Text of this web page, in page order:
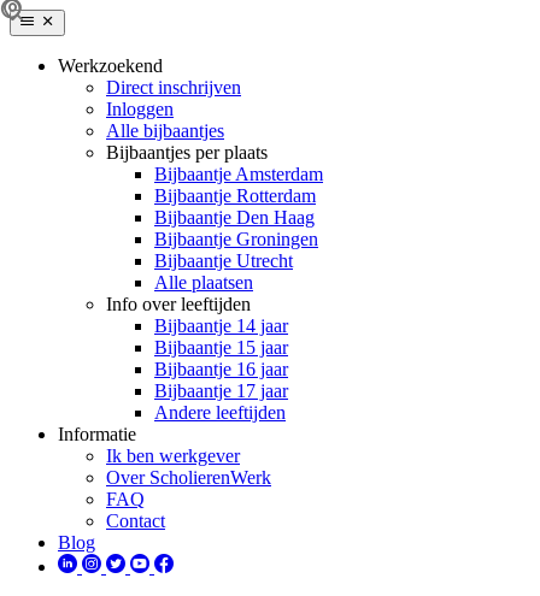
Werkzoekend
Direct inschrijven
Inloggen
Alle bijbaantjes
Bijbaantjes per plaats
Bijbaantje Amsterdam
Bijbaantje Rotterdam
Bijbaantje Den Haag
Bijbaantje Groningen
Bijbaantje Utrecht
Alle plaatsen
Info over leeftijden
Bijbaantje 14 jaar
Bijbaantje 15 jaar
Bijbaantje 16 jaar
Bijbaantje 17 jaar
Andere leeftijden
Informatie
Ik ben werkgever
Over ScholierenWerk
FAQ
Contact
Blog